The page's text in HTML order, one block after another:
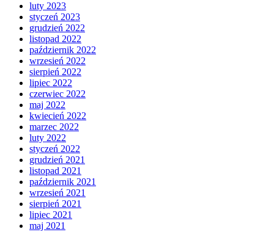
luty 2023
styczeń 2023
grudzień 2022
listopad 2022
październik 2022
wrzesień 2022
sierpień 2022
lipiec 2022
czerwiec 2022
maj 2022
kwiecień 2022
marzec 2022
luty 2022
styczeń 2022
grudzień 2021
listopad 2021
październik 2021
wrzesień 2021
sierpień 2021
lipiec 2021
maj 2021